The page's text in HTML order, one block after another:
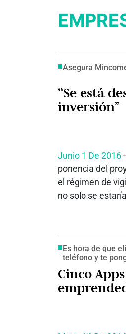
Asegura
“Se está
inversión”
Junio 1 De 2016
ponencia del
el régimen de
no solo se
Es hora de que
teléfono y te
Cinco